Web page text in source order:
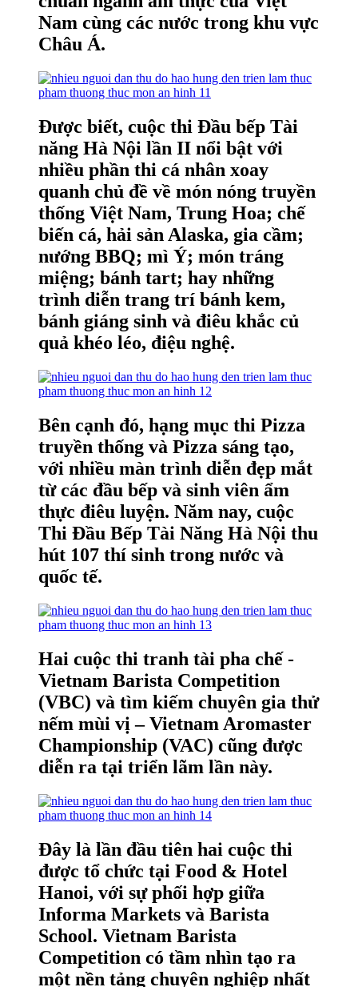
Nam cùng các nước trong khu vực
Châu Á.
Được biết, cuộc thi Đầu bếp Tài
năng Hà Nội lần II nổi bật với
nhiều phần thi cá nhân xoay
quanh chủ đề về món nóng truyền
thống Việt Nam, Trung Hoa; chế
biến cá, hải sản Alaska, gia cầm;
nướng BBQ; mì Ý; món tráng
miệng; bánh tart; hay những
trình diễn trang trí bánh kem,
bánh giáng sinh và điêu khắc củ
quả khéo léo, điệu nghệ.
Bên cạnh đó, hạng mục thi Pizza
truyền thống và Pizza sáng tạo,
với nhiều màn trình diễn đẹp mắt
từ các đầu bếp và sinh viên ẩm
thực điêu luyện. Năm nay, cuộc
Thi Đầu Bếp Tài Năng Hà Nội thu
hút 107 thí sinh trong nước và
quốc tế.
Hai cuộc thi tranh tài pha chế -
Vietnam Barista Competition
(VBC) và tìm kiếm chuyên gia thử
nếm mùi vị – Vietnam Aromaster
Championship (VAC) cũng được
diễn ra tại triển lãm lần này.
Đây là lần đầu tiên hai cuộc thi
được tổ chức tại Food & Hotel
Hanoi, với sự phối hợp giữa
Informa Markets và Barista
School. Vietnam Barista
Competition có tầm nhìn tạo ra
một nền tảng chuyên nghiệp nhất